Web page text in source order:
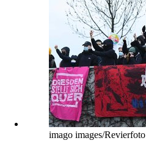
imago images/Revierfoto